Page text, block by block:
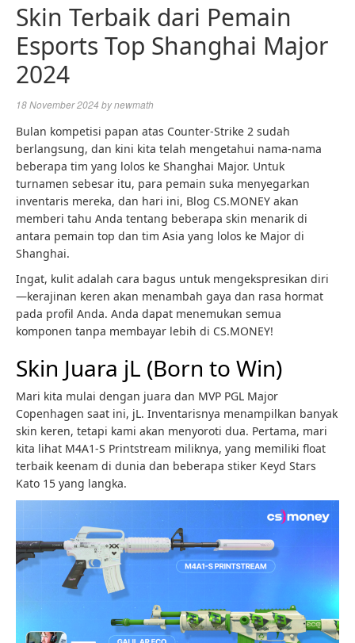
Skin Terbaik dari Pemain
Esports Top Shanghai Major
2024
18 November 2024 bynewmath
Bulan kompetisi papan atas Counter-Strike 2 sudah
berlangsung, dan kini kita telah mengetahui nama-nama
beberapa tim yang lolos ke Shanghai Major. Untuk
turnamen sebesar itu, para pemain suka menyegarkan
inventaris mereka, dan hari ini, Blog CS.MONEY akan
memberi tahu Anda tentang beberapa skin menarik di
antara pemain top dan tim Asia yang lolos ke Major di
Shanghai.
Ingat, kulit adalah cara bagus untuk mengekspresikan diri
—kerajinan keren akan menambah gaya dan rasa hormat
pada profil Anda. Anda dapat menemukan semua
komponen tanpa membayar lebih di CS.MONEY!
Skin Juara jL (Born to Win)
Mari kita mulai dengan juara dan MVP PGL Major
Copenhagen saat ini, jL. Inventarisnya menampilkan banyak
skin keren, tetapi kami akan menyoroti dua. Pertama, mari
kita lihat M4A1-S Printstream miliknya, yang memiliki float
terbaik keenam di dunia dan beberapa stiker Keyd Stars
Kato 15 yang langka.